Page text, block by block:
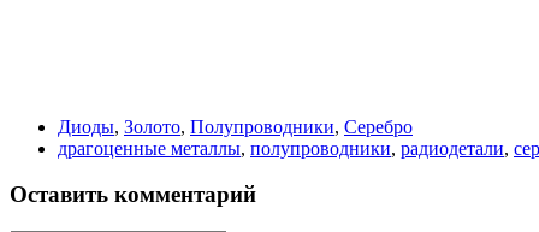
Диоды, Золото, Полупроводники, Серебро
драгоценные металлы, полупроводники, радиодетали,
Оставить комментарий